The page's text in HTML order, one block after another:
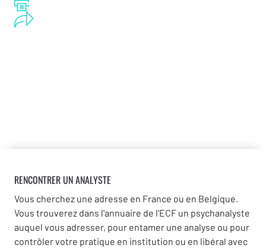
RENCONTRER UN ANALYSTE
Vous cherchez une adresse en France ou en Belgique.
Vous trouverez dans l'annuaire de l'ECF un psychanalyste
auquel vous adresser, pour entamer une analyse ou pour
contrôler votre pratique en institution ou en libéral avec